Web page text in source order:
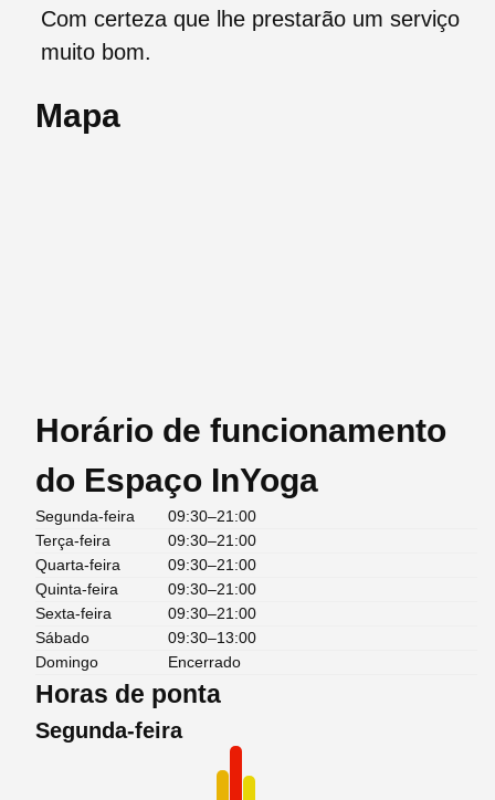
Com certeza que lhe prestarão um serviço
muito bom.
Mapa
Horário de funcionamento
do Espaço InYoga
Segunda-feira
09:30–21:00
Terça-feira
09:30–21:00
Quarta-feira
09:30–21:00
Quinta-feira
09:30–21:00
Sexta-feira
09:30–21:00
Sábado
09:30–13:00
Domingo
Encerrado
Horas de ponta
Segunda-feira